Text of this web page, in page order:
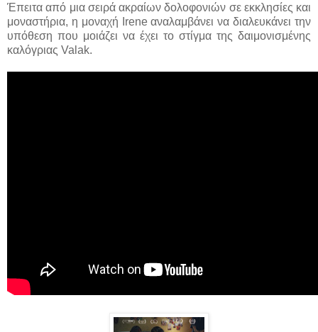
Έπειτα από μια σειρά ακραίων δολοφονιών σε εκκλησίες και
μοναστήρια, η μοναχή Irene αναλαμβάνει να διαλευκάνει την
υπόθεση που μοιάζει να έχει το στίγμα της δαιμονισμένης
καλόγριας Valak.